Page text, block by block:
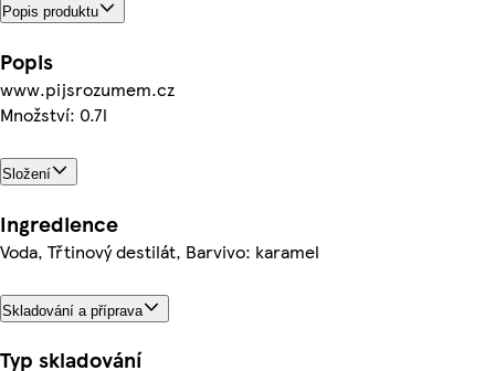
Popis produktu
Popis
www.pijsrozumem.cz
Množství: 0.7l
Složení
Ingredience
Voda, Třtinový destilát, Barvivo: karamel
Skladování a příprava
Typ skladování